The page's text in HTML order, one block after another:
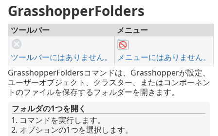
GrasshopperFolders
ツールバー メニュー
ツールバーにはありません。
メニューにはありません。
GrasshopperFoldersコマンドは、Grasshopperが設定、
ユーザーオブジェクト、クラスター、またはコンポーネン
トのファイルを保存するフォルダーを開きます。
フォルダの1つを開く
コマンドを実行します。
オプションの1つを選択します。